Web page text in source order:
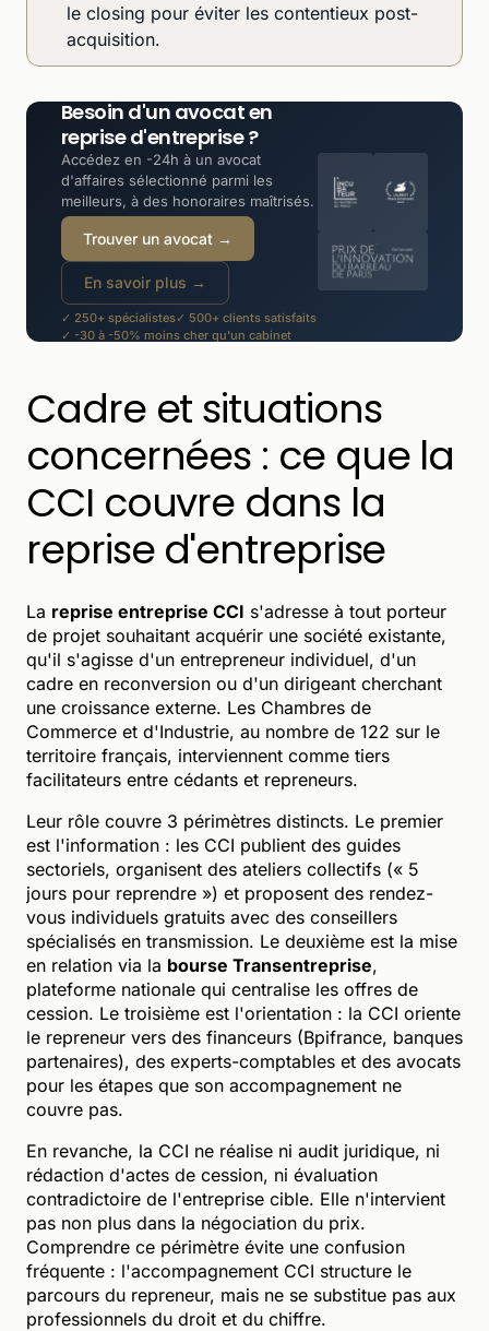
le closing pour éviter les contentieux post-
acquisition.
Besoin d'un avocat en
reprise d'entreprise ?
Accédez en -24h à un avocat
d'affaires sélectionné parmi les
meilleurs, à des honoraires maîtrisés.
Trouver un avocat →
En savoir plus →
✓ 250+ spécialistes✓ 500+ clients satisfaits
✓ -30 à -50% moins cher qu'un cabinet
Cadre et situations
concernées : ce que la
CCI couvre dans la
reprise d'entreprise
La reprise entreprise CCI s'adresse à tout porteur
de projet souhaitant acquérir une société existante,
qu'il s'agisse d'un entrepreneur individuel, d'un
cadre en reconversion ou d'un dirigeant cherchant
une croissance externe. Les Chambres de
Commerce et d'Industrie, au nombre de 122 sur le
territoire français, interviennent comme tiers
facilitateurs entre cédants et repreneurs.
Leur rôle couvre 3 périmètres distincts. Le premier
est l'information : les CCI publient des guides
sectoriels, organisent des ateliers collectifs (« 5
jours pour reprendre ») et proposent des rendez-
vous individuels gratuits avec des conseillers
spécialisés en transmission. Le deuxième est la mise
en relation via la bourse Transentreprise,
plateforme nationale qui centralise les offres de
cession. Le troisième est l'orientation : la CCI oriente
le repreneur vers des financeurs (Bpifrance, banques
partenaires), des experts-comptables et des avocats
pour les étapes que son accompagnement ne
couvre pas.
En revanche, la CCI ne réalise ni audit juridique, ni
rédaction d'actes de cession, ni évaluation
contradictoire de l'entreprise cible. Elle n'intervient
pas non plus dans la négociation du prix.
Comprendre ce périmètre évite une confusion
fréquente : l'accompagnement CCI structure le
parcours du repreneur, mais ne se substitue pas aux
professionnels du droit et du chiffre.